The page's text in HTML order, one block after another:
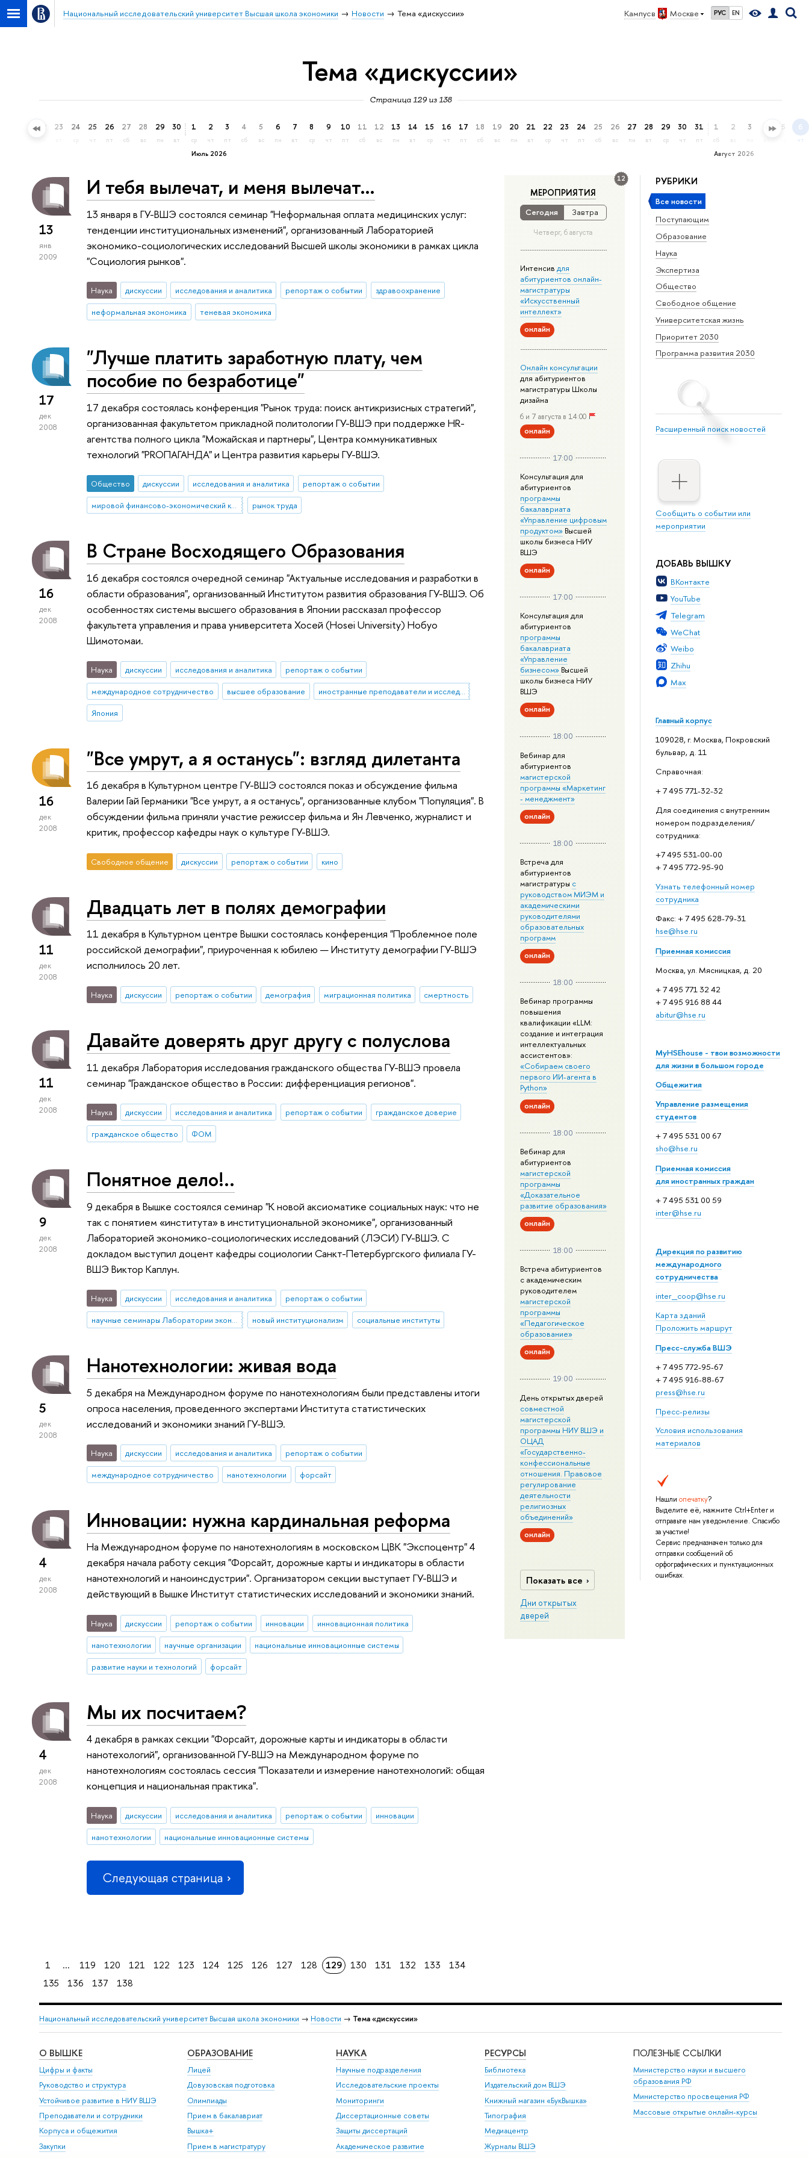
Кампус в Москве РУС EN
Национальный исследовательский университет Высшая школа экономики Новости Тема «дискуссии»
Тема «дискуссии»
Страница 129 из 138
22 23 24 25
чт
26
пт
27
сб
28
вс
29
пн
30
вт
Июль 2026
1
ср
2
чт
3
пт
4
сб
5
вс
6
пн
7
вт
8
ср
9
чт
10
пт
11
сб
12
вс
13
пн
14
вт
15
ср
16
чт
17
пт
18
сб
19
вс
20
пн
21
вт
22
ср
23
чт
24
пт
25
сб
26
вс
27
пн
28
вт
29
ср
30
чт
31
пт
Август 2026
1
сб
2 3 4 5 6
чт
РУБРИКИ
Все новости
Поступающим
Образование
Наука
Экспертиза
Общество
Свободное общение
Университетская жизнь
Приоритет 2030
Программа развития 2030
Расширенный поиск новостей
Сообщить о событии или
мероприятии
ДОБАВЬ ВЫШКУ
ВКонтакте
YouTube
Telegram
WeChat
Weibo
Zhihu
Max
Главный корпус
109028, г. Москва, Покровский
бульвар, д. 11
Справочная:
+ 7 495 771-32-32
Для соединения с внутренним
номером подразделения/
сотрудника:
+7 495 531-00-00
+ 7 495 772-95-90
Узнать телефонный номер
сотрудника
Факс: + 7 495 628-79-31
hse@hse.ru
Приемная комиссия
Москва, ул. Мясницкая, д. 20
+ 7 495 771 32 42
+ 7 495 916 88 44
abitur@hse.ru
MyHSEhouse - твои возможности
для жизни в большом городе
Общежития
Управление размещения
студентов
+ 7 495 531 00 67
sho@hse.ru
Приемная комиссия
для иностранных граждан
+ 7 495 531 00 59
inter@hse.ru
Дирекция по развитию
международного
сотрудничества
inter_coop@hse.ru
Карта зданий
Проложить маршрут
Пресс-служба ВШЭ
+ 7 495 772-95-67
+ 7 495 916-88-67
press@hse.ru
Пресс-релизы
Условия использования
материалов
Нашли опечатку?
Выделите её, нажмите Ctrl+Enter и
отправьте нам уведомление. Спасибо
за участие!
Сервис предназначен только для
отправки сообщений об
орфографических и пунктуационных
ошибках.
12
МЕРОПРИЯТИЯ
Сегодня Завтра
Четверг, 6 августа
Интенсив для
абитуриентов онлайн-
магистратуры
«Искусственный
интеллект»
онлайн
Онлайн консультации
для абитуриентов
магистратуры Школы
дизайна
6 и 7 августа в 14:00
онлайн
17:00
Консультация для
абитуриентов
программы
бакалавриата
«Управление цифровым
продуктом»Высшей
школы бизнеса НИУ
ВШЭ
онлайн
17:00
Консультация для
абитуриентов
программы
бакалавриата
«Управление
бизнесом» Высшей
школы бизнеса НИУ
ВШЭ
онлайн
18:00
Вебинар для
абитуриентов
магистерской
программы «Маркетинг
- менеджмент»
онлайн
18:00
Встреча для
абитуриентов
магистратуры с
руководством МИЭМ и
академическими
руководителями
образовательных
программ
онлайн
18:00
Вебинар программы
повышения
квалификации «LLM:
создание и интеграция
интеллектуальных
ассистентов»:
«Собираем своего
первого ИИ-агента в
Python»
онлайн
18:00
Вебинар для
абитуриентов
магистерской
программы
«Доказательное
развитие образования»
онлайн
18:00
Встреча абитуриентов
с академическим
руководителем
магистерской
программы
«Педагогическое
образование»
онлайн
19:00
День открытых дверей
совместной
магистерской
программы НИУ ВШЭ и
ОЦАД
«Государственно-
конфессиональные
отношения. Правовое
регулирование
деятельности
религиозных
объединений»
онлайн
Показать все
Дни открытых
дверей
13
янв
2009
И тебя вылечат, и меня вылечат…
13 января в ГУ-ВШЭ состоялся семинар "Неформальная оплата медицинских услуг:
тенденции институциональных изменений", организованный Лабораторией
экономико-социологических исследований Высшей школы экономики в рамках цикла
"Социология рынков".
Наука дискуссии исследования и аналитика репортаж о событии
здравоохранение
неформальная экономика
теневая экономика
17
дек
2008
"Лучше платить заработную плату, чем
пособие по безработице"
17 декабря состоялась конференция "Рынок труда: поиск антикризисных стратегий",
организованная факультетом прикладной политологии ГУ-ВШЭ при поддержке HR-
агентства полного цикла "Можайская и партнеры", Центра коммуникативных
технологий "PRОПАГАНДА" и Центра развития карьеры ГУ-ВШЭ.
Общество дискуссии исследования и аналитика
репортаж о событии
мировой финансово-экономический кризис
рынок труда
16
дек
2008
В Стране Восходящего Образования
16 декабря состоялся очередной семинар "Актуальные исследования и разработки в
области образования", организованный Институтом развития образования ГУ-ВШЭ. Об
особенностях системы высшего образования в Японии рассказал профессор
факультета управления и права университета Хосей (Hosei University) Нобуо
Шимотомаи.
Наука дискуссии исследования и аналитика
репортаж о событии
международное сотрудничество
высшее образование
иностранные преподаватели и исследователи
Япония
16
дек
2008
"Все умрут, а я останусь": взгляд дилетанта
16 декабря в Культурном центре ГУ-ВШЭ состоялся показ и обсуждение фильма
Валерии Гай Германики "Все умрут, а я останусь", организованные клубом "Популяция". В
обсуждении фильма приняли участие режиссер фильма и Ян Левченко, журналист и
критик, профессор кафедры наук о культуре ГУ-ВШЭ.
Свободное общение дискуссии репортаж о событии кино
11
дек
2008
Двадцать лет в полях демографии
11 декабря в Культурном центре Вышки состоялась конференция "Проблемное поле
российской демографии", приуроченная к юбилею — Институту демографии ГУ-ВШЭ
исполнилось 20 лет.
Наука дискуссии репортаж о событии демография миграционная политика смертность
11
дек
2008
Давайте доверять друг другу с полуслова
11 декабря Лаборатория исследования гражданского общества ГУ-ВШЭ провела
семинар "Гражданское общество в России: дифференциация регионов".
Наука дискуссии исследования и аналитика репортаж о событии
гражданское доверие
гражданское общество
ФОМ
9
дек
2008
Понятное дело!..
9 декабря в Вышке состоялся семинар "К новой аксиоматике социальных наук: что не
так с понятием «института» в институциональной экономике", организованный
Лабораторией экономико-социологических исследований (ЛЭСИ) ГУ-ВШЭ. С
докладом выступил доцент кафедры социологии Санкт-Петербургского филиала ГУ-
ВШЭ Виктор Каплун.
Наука дискуссии исследования и аналитика
репортаж о событии
научные семинары Лаборатории экономико-социологических исследований (ЛЭСИ)
новый институционализм социальные институты
5
дек
2008
Нанотехнологии: живая вода
5 декабря на Международном форуме по нанотехнологиям были представлены итоги
опроса населения, проведенного экспертами Института статистических
исследований и экономики знаний ГУ-ВШЭ.
Наука дискуссии исследования и аналитика
репортаж о событии
международное сотрудничество
нанотехнологии форсайт
4
дек
2008
Инновации: нужна кардинальная реформа
На Международном форуме по нанотехнологиям в московском ЦВК "Экспоцентр" 4
декабря начала работу секция "Форсайт, дорожные карты и индикаторы в области
нанотехнологий и наноинсдустрии". Организатором секции выступает ГУ-ВШЭ и
действующий в Вышке Институт статистических исследований и экономики знаний.
Наука дискуссии репортаж о событии инновации
инновационная политика
нанотехнологии
научные организации
национальные инновационные системы
развитие науки и технологий
форсайт
4
дек
2008
Мы их посчитаем?
4 декабря в рамках секции "Форсайт, дорожные карты и индикаторы в области
нанотехологий", организованной ГУ-ВШЭ на Международном форуме по
нанотехнологиям состоялась сессия "Показатели и измерение нанотехнологий: общая
концепция и национальная практика".
Наука дискуссии исследования и аналитика репортаж о событии
инновации
нанотехнологии
национальные инновационные системы
Следующая страница
1 ... 119 120 121 122 123 124 125 126 127 128 129 130 131 132 133
134
135
136 137 138
Национальный исследовательский университет Высшая школа экономики → Новости → Тема «дискуссии»
О ВЫШКЕ
Цифры и факты
Руководство и структура
Устойчивое развитие в НИУ ВШЭ
Преподаватели и сотрудники
Корпуса и общежития
Закупки
ОБРАЗОВАНИЕ
Лицей
Довузовская подготовка
Олимпиады
Прием в бакалавриат
Вышка+
Прием в магистратуру
НАУКА
Научные подразделения
Исследовательские проекты
Мониторинги
Диссертационные советы
Защиты диссертаций
Академическое развитие
РЕСУРСЫ
Библиотека
Издательский дом ВШЭ
Книжный магазин «БукВышка»
Типография
Медиацентр
Журналы ВШЭ
ПОЛЕЗНЫЕ ССЫЛКИ
Министерство науки и высшего
образования РФ
Министерство просвещения РФ
Массовые открытые онлайн-курсы